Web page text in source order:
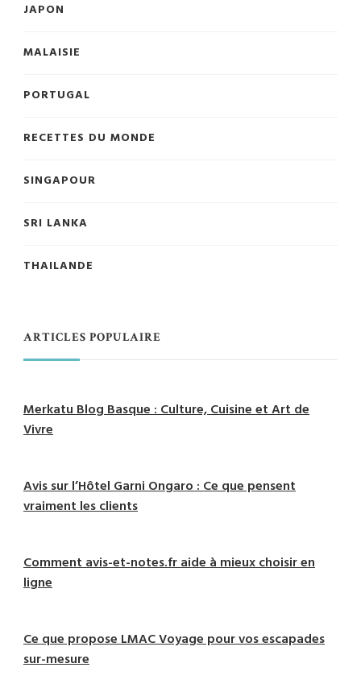
JAPON
MALAISIE
PORTUGAL
RECETTES DU MONDE
SINGAPOUR
SRI LANKA
THAILANDE
ARTICLES POPULAIRE
Merkatu Blog Basque : Culture, Cuisine et Art de
Vivre
Avis sur l’Hôtel Garni Ongaro : Ce que pensent
vraiment les clients
Comment avis-et-notes.fr aide à mieux choisir en
ligne
Ce que propose LMAC Voyage pour vos escapades
sur-mesure